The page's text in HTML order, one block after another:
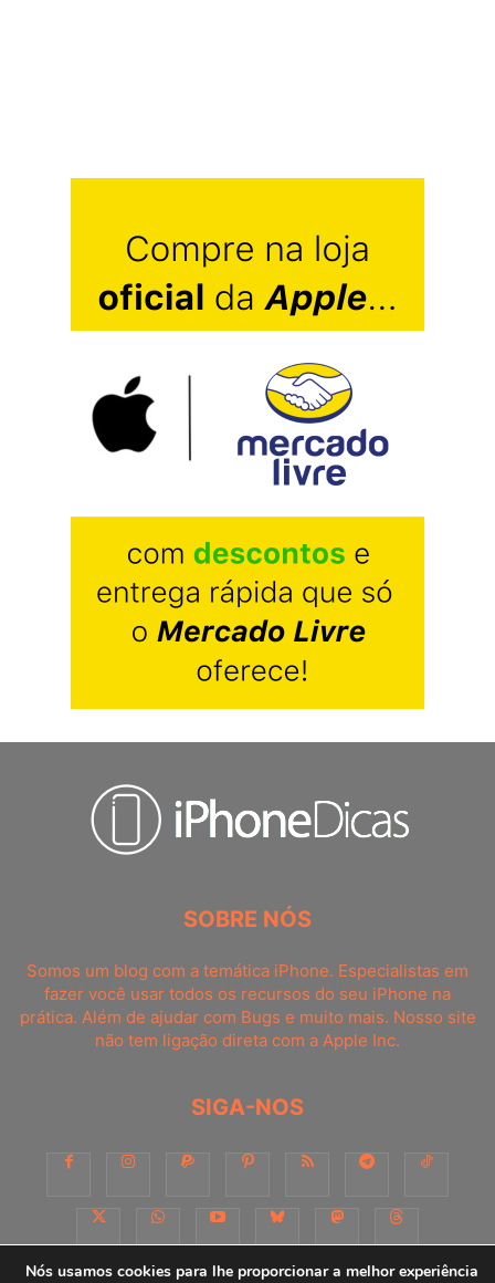
SOBRE NÓS
Somos um blog com a temática iPhone. Especialistas em
fazer você usar todos os recursos do seu iPhone na
prática. Além de ajudar com Bugs e muito mais. Nosso site
não tem ligação direta com a Apple Inc.
SIGA-NOS
Nós usamos cookies para lhe proporcionar a melhor experiência